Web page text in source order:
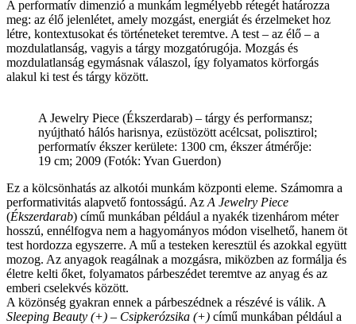
A performatív dimenzió a munkám legmélyebb rétegét határozza
meg: az élő jelenlétet, amely mozgást, energiát és érzelmeket hoz
létre, kontextusokat és történeteket teremtve. A test – az élő – a
mozdulatlanság, vagyis a tárgy mozgatórugója. Mozgás és
mozdulatlanság egymásnak válaszol, így folyamatos körforgás
alakul ki test és tárgy között.
A Jewelry Piece (Ékszerdarab) – tárgy és performansz;
nyújtható hálós harisnya, ezüstözött acélcsat, polisztirol;
performatív ékszer kerülete: 1300 cm, ékszer átmérője:
19 cm; 2009 (Fotók: Yvan Guerdon)
Ez a kölcsönhatás az alkotói munkám központi eleme. Számomra a
performativitás alapvető fontosságú. Az A Jewelry Piece
(Ékszerdarab) című munkában például a nyakék tizenhárom méter
hosszú, ennélfogva nem a hagyományos módon viselhető, hanem öt
test hordozza egyszerre. A mű a testeken keresztül és azokkal együtt
mozog. Az anyagok reagálnak a mozgásra, miközben az formálja és
életre kelti őket, folyamatos párbeszédet teremtve az anyag és az
emberi cselekvés között.
A közönség gyakran ennek a párbeszédnek a részévé is válik. A
Sleeping Beauty (+) – Csipkerózsika (+) című munkában például a